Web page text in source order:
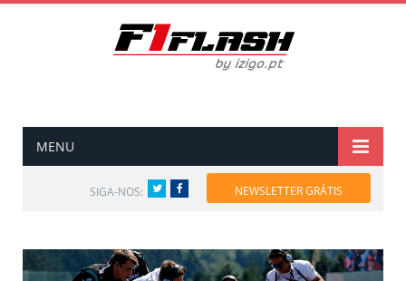
MENU
SIGA-NOS: TwitterFacebook NEWSLETTER GRÁTIS